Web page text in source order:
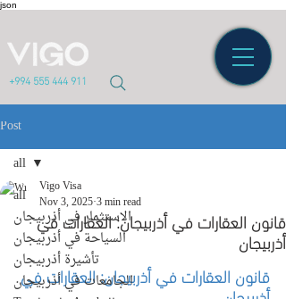
json
+994 555 444 911
Post
all
الاستثمار في أذربيجان
السياحة في أذربيجان
تأشيرة أذربيجان
الجامعات في أذربيجان
all
قانون العقارات في أذربيجان: العقارات في
أذربيجان
Vigo Visa
Nov 3, 20253 min read
قانون العقارات في أذربيجان: العقارات في